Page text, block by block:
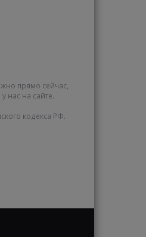
прямо сейчас,
нас на сайте.
кодекса РФ.